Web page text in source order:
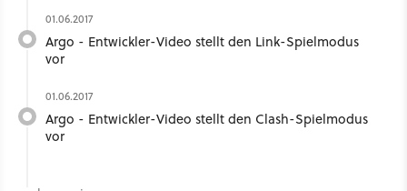
01.06.2017
Argo - Entwickler-Video stellt den Link-Spielmodus
vor
01.06.2017
Argo - Entwickler-Video stellt den Clash-Spielmodus
vor